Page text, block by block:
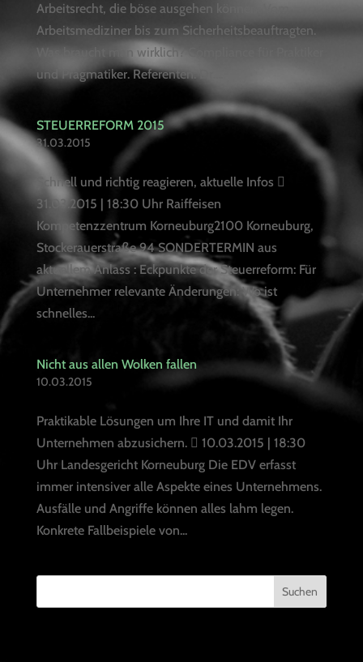
Arbeitsrecht, die böse ausgehen können. Vom
Arbeitsmediziner bis zum Sicherheitsbeauftragten.
Was braucht man wirklich? Compliance für Praktiker
und Pragmatiker. Referenten: Dr....
STEUERREFORM 2015
31.03.2015
Schnell und richtig reagieren, aktuelle Infos 
31.03.2015 | 18:30 Uhr Raiffeisen
Kompetenzzentrum Korneuburg2100 Korneuburg,
Stockerauerstraße 94 SONDERTERMIN aus
aktuellem Anlass : Eckpunkte der Steuerreform: Für
Unternehmer relevante Änderungen: Wo ist
schnelles...
Nicht aus allen Wolken fallen
10.03.2015
Praktikable Lösungen um Ihre IT und damit Ihr
Unternehmen abzusichern.  10.03.2015 | 18:30
Uhr Landesgericht Korneuburg Die EDV erfasst
immer intensiver alle Aspekte eines Unternehmens.
Ausfälle und Angriffe können alles lahm legen.
Konkrete Fallbeispiele von...
Suchen